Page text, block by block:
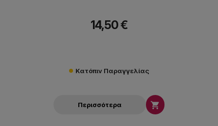
14,50 €
Κατόπιν Παραγγελίας
Περισσότερα 